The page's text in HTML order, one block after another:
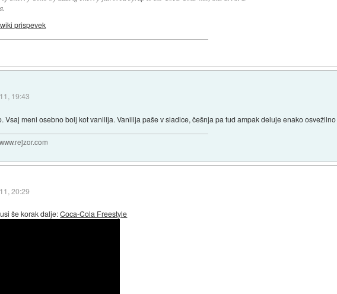
prispevek
19:43
Vsaj meni osebno bolj kot vanilija. Vanilija paše v sladice, češnja pa tud ampak deluje enako
20:29
še korak dalje:Coca-Cola Freestyle